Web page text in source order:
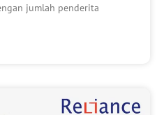
jumlah penderita